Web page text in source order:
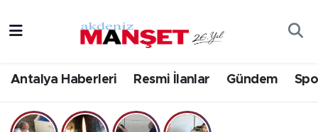
Antalya Haberleri Resmi İlanlar Gündem
Bilim & Teknoloji
Eğitim
Antalya Hava Durumu
Antalya Namaz Vakitleri